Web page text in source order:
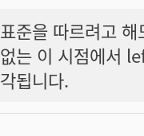
표준을 따르려고
없는 이 시점에서
각됩니다.